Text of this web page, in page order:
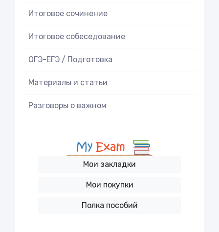
Итоговое cочинение
Итоговое cобеседование
ОГЭ-ЕГЭ / Подготовка
Материалы и статьи
Разговоры о важном
Мои закладки
Мои покупки
Полка пособий